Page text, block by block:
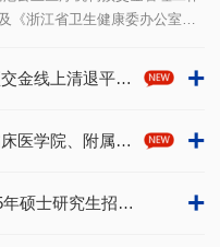
《浙江省卫生健康委办公室关
温医大附二院门诊预交金线上清退平台更新，请您及时办理！ +
温州医科大学第二临床医学院、附属第二医院、育英儿童医院 迎接教育部临床医学专业认证现场考察 +
第二临床医学院2025年硕士研究生招生第一批调剂考生复试通知 +